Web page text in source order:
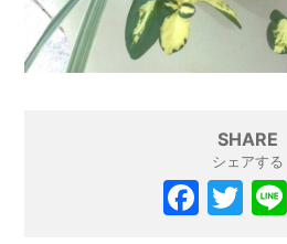
SHARE
シェアする
F T